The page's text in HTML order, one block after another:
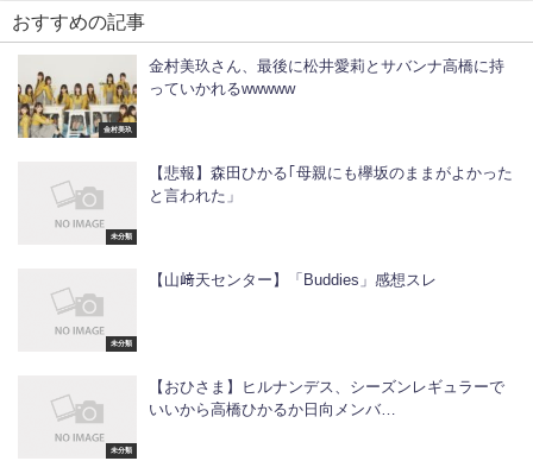
おすすめの記事
金村美玖
金村美玖さん、最後に松井愛莉とサバンナ高橋に持
っていかれるwwwww
未分類
【悲報】森田ひかる｢母親にも欅坂のままがよかった
と言われた」
未分類
【山﨑天センター】「Buddies」感想スレ
未分類
【おひさま】ヒルナンデス、シーズンレギュラーで
いいから高橋ひかるか日向メンバ…